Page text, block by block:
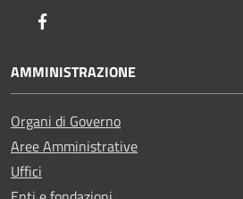
AMMINISTRAZIONE
Organi di Governo
Aree Amministrative
Uffici